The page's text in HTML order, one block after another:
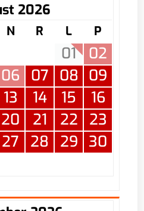
2026
N R L P
01
02
06 07 08 09
13 14 15
16
20 21 22
23
27 28 29
30